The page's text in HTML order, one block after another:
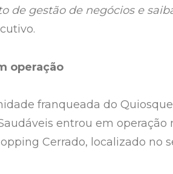
de gestão de negócios e
operação
franqueada do
entrou em operação
Cerrado, localizado no